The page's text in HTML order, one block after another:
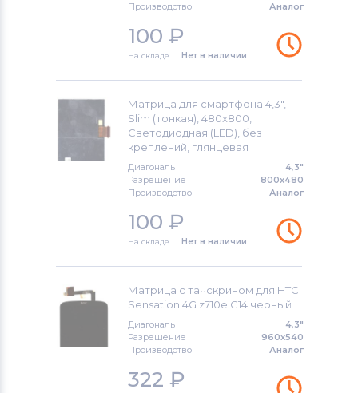
Производство
Аналог
100 ₽
На складе Нет в наличии
Матрица для смартфона 4,3",
Slim (тонкая), 480x800,
Светодиодная (LED), без
креплений, глянцевая
Диагональ
4,3"
Разрешение
800x480
Производство
Аналог
100 ₽
На складе Нет в наличии
Матрица с тачскрином для HTC
Sensation 4G z710e G14 черный
Диагональ
4,3"
Разрешение
960x540
Производство
Аналог
322 ₽